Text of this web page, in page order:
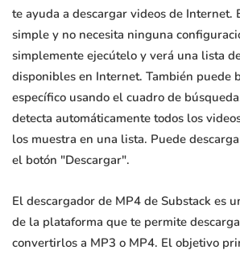
te ayuda a descargar videos de Internet.
simple y no necesita ninguna
simplemente ejecútelo y verá una lista
disponibles en Internet. También puede
específico usando el cuadro de
detecta automáticamente todos los
los muestra en una lista. Puede
el botón "Descargar".
El descargador de MP4 de Substack es
de la plataforma que te permite
convertirlos a MP3 o MP4. El objetivo